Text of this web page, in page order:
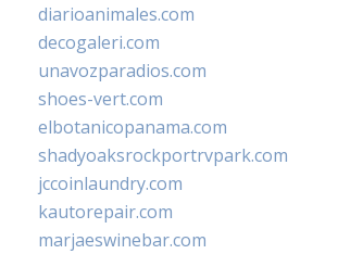
diarioanimales.com
decogaleri.com
unavozparadios.com
shoes-vert.com
elbotanicopanama.com
shadyoaksrockportrvpark.com
jccoinlaundry.com
kautorepair.com
marjaeswinebar.com